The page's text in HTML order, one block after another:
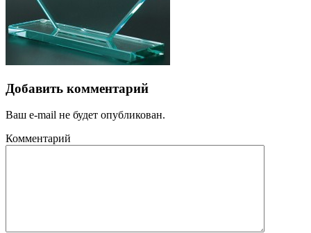
Добавить комментарий
Ваш e-mail не будет опубликован.
Комментарий